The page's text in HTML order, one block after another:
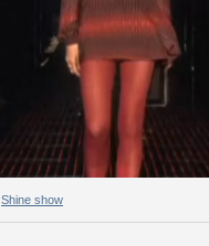
Shine show